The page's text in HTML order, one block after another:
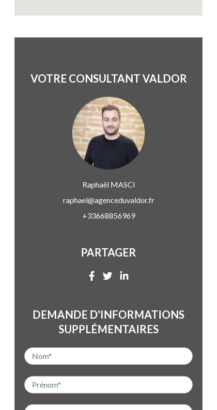
VOTRE CONSULTANT VALDOR
RaphaëlMASCI
raphael@agenceduvaldor.fr
+33668856969
PARTAGER
DEMANDE D'INFORMATIONS
SUPPLÉMENTAIRES